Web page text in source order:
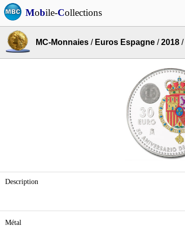
Mobile-Collections
MC-Monnaies / Euros Espagne /2018 /
Description
Métal